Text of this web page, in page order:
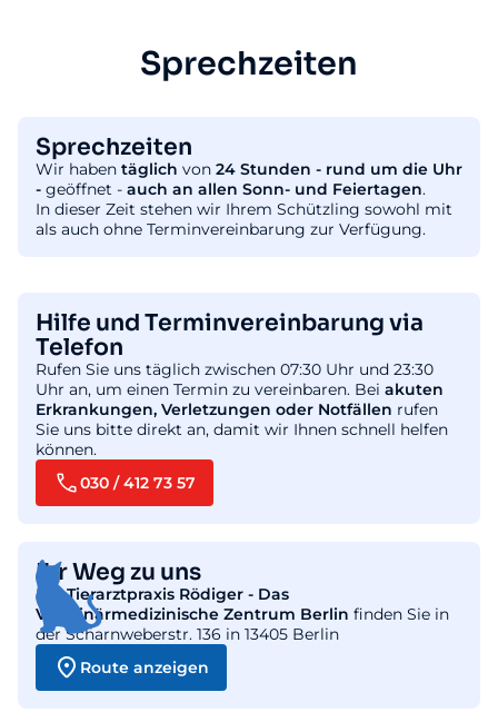
Sprechzeiten
Sprechzeiten
Wir haben täglich von 24 Stunden - rund um die Uhr
- geöffnet - auch an allen Sonn- und Feiertagen.
In dieser Zeit stehen wir Ihrem Schützling sowohl mit
als auch ohne Terminvereinbarung zur Verfügung.
Hilfe und Terminvereinbarung via
Telefon
Rufen Sie uns täglich zwischen 07:30 Uhr und 23:30
Uhr an, um einen Termin zu vereinbaren. Bei akuten
Erkrankungen, Verletzungen oder Notfällen rufen
Sie uns bitte direkt an, damit wir Ihnen schnell helfen
können.
030 / 412 73 57
Ihr Weg zu uns
DieTierarztpraxis Rödiger - Das
Veterinärmedizinische Zentrum Berlin finden Sie in
der Scharnweberstr. 136 in 13405 Berlin
Route anzeigen